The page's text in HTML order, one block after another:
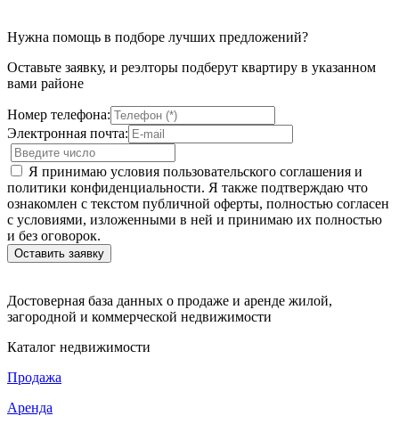
Нужна помощь в подборе лучших предложений?
Оставьте заявку, и реэлторы подберут квартиру в указанном
вами районе
Номер телефона:
Электронная почта:
Я принимаю условия пользовательского соглашения и
политики конфиденциальности. Я также подтверждаю что
ознакомлен с текстом публичной оферты, полностью согласен
с условиями, изложенными в ней и принимаю их полностью
и без оговорок.
Достоверная база данных о продаже и аренде жилой,
загородной и коммерческой недвижимости
Каталог недвижимости
Продажа
Аренда